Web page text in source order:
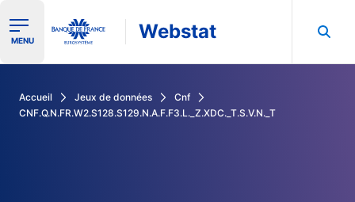
Ouvrir le menu de navigation
MENU Webstat
Accueil Jeux de données
Cnf
CNF.Q.N.FR.W2.S128.S129.N.A.F.F3.L._Z.XDC._T.S.V.N._T